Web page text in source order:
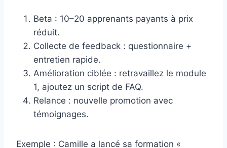
Beta : 10–20 apprenants payants à prix
réduit.
Collecte de feedback : questionnaire +
entretien rapide.
Amélioration ciblée : retravaillez le module
1, ajoutez un script de FAQ.
Relance : nouvelle promotion avec
témoignages.
Exemple : Camille a lancé sa formation «